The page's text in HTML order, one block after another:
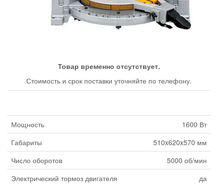
Товар временно отсутствует.
Стоимость и срок поставки уточняйте по телефону.
Мощность
1600 Вт
Габариты
510x620x570 мм
Число оборотов
5000 об/мин
Электрический тормоз двигателя
да